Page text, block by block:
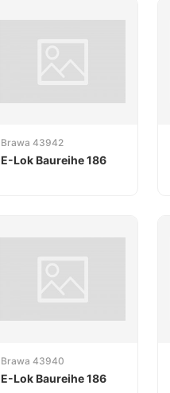
Brawa 43942
E-Lok Baureihe 186
Brawa 43940
E-Lok Baureihe 186